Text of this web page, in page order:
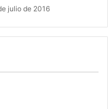
julio de 2016